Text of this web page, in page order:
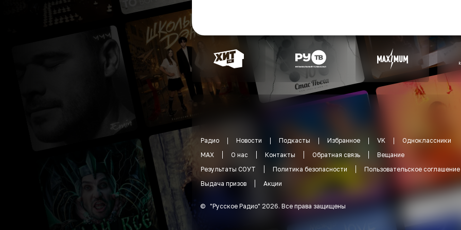
Радио Новости Подкасты Избранное VK
Одноклассники
MAX
О нас Контакты Обратная связь
Вещание
Результаты СОУТ
Политика безопасности
Пользовательское соглашение
Выдача призов
Акции
© "Русское Радио" 2026. Все права защищены